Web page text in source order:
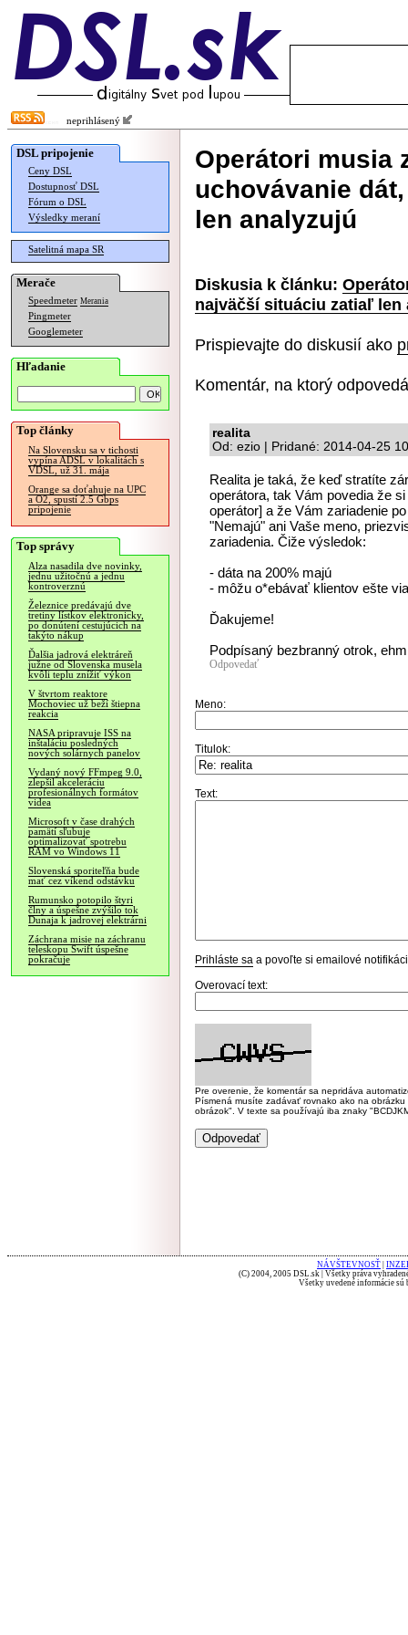
neprihlásený
DSL pripojenie
Ceny DSL
Dostupnosť DSL
Fórum o DSL
Výsledky meraní
Satelitná mapa SR
Merače
Speedmeter Merania
Pingmeter
Googlemeter
Hľadanie
Top články
Na Slovensku sa v tichosti
vypína ADSL v lokalitách s
VDSL, už 31. mája
Orange sa doťahuje na UPC
a O2, spustí 2.5 Gbps
pripojenie
Top správy
Alza nasadila dve novinky,
jednu užitočnú a jednu
kontroverznú
Železnice predávajú dve
tretiny lístkov elektronicky,
po donútení cestujúcich na
takýto nákup
Ďalšia jadrová elektráreň
južne od Slovenska musela
kvôli teplu znížiť výkon
V štvrtom reaktore
Mochoviec už beží štiepna
reakcia
NASA pripravuje ISS na
inštaláciu posledných
nových solárnych panelov
Vydaný nový FFmpeg 9.0,
zlepšil akceleráciu
profesionálnych formátov
videa
Microsoft v čase drahých
pamätí sľubuje
optimalizovať spotrebu
RAM vo Windows 11
Slovenská sporiteľňa bude
mať cez víkend odstávku
Rumunsko potopilo štyri
člny a úspešne zvýšilo tok
Dunaja k jadrovej elektrárni
Záchrana misie na záchranu
teleskopu Swift úspešne
pokračuje
Operátori musia
uchovávanie
len analyzujú
Diskusia k článku:
najväčší situáciu zatiaľ len
Prispievajte do diskusií ako
Komentár, na ktorý
realita
Od: ezio | Pridané: 2014-04-25
Realita je taká, že keď stratíte
operátora, tak Vám povedia že
operátor] a že Vám zariadenie
"Nemajú" ani Vaše meno,
zariadenia. Čiže výsledok:
- dáta na 200% majú
- môžu o*ebávať klientov ešte
Ďakujeme!
Podpísaný bezbranný otrok,
Odpovedať
Meno:
Titulok:
Text:
Prihláste sa a povoľte si emailové
Overovací text:
Pre overenie, že komentár sa nepridáva
Písmená musíte zadávať rovnako ako na
obrázok". V texte sa používajú iba znaky
NÁVŠTEVNOSŤ
(C) 2004, 2005 DSL.sk | Všetky práva
Všetky uvedené informácie sú